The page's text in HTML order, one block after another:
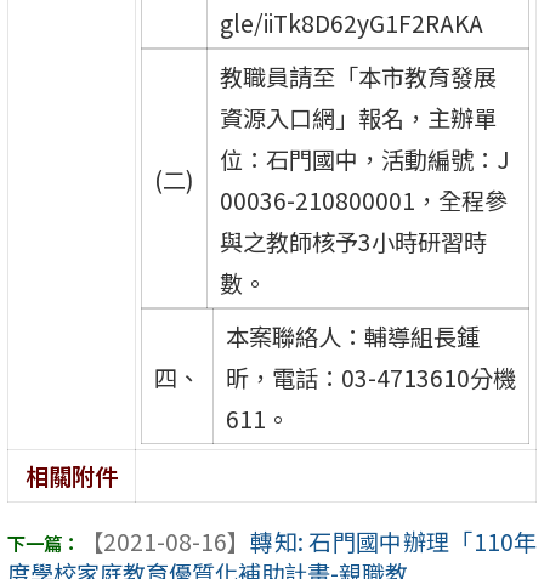
gle/iiTk8D62yG1F2RAKA
(二)
教職員請至「本市教育發展
資源入口網」報名，主辦單
位：石門國中，活動編號：J
00036-210800001，全程參
與之教師核予3小時研習時
數。
四、
本案聯絡人：輔導組長鍾
昕，電話：03-4713610分機
611。
相關附件
【2021-08-16】 轉知: 石門國中辦理「110年